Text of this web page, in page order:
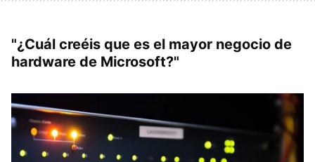
"¿Cuál creéis que es el mayor negocio de
hardware de Microsoft?"